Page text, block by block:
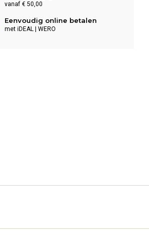
vanaf € 50,00
Eenvoudig online betalen
met iDEAL | WERO